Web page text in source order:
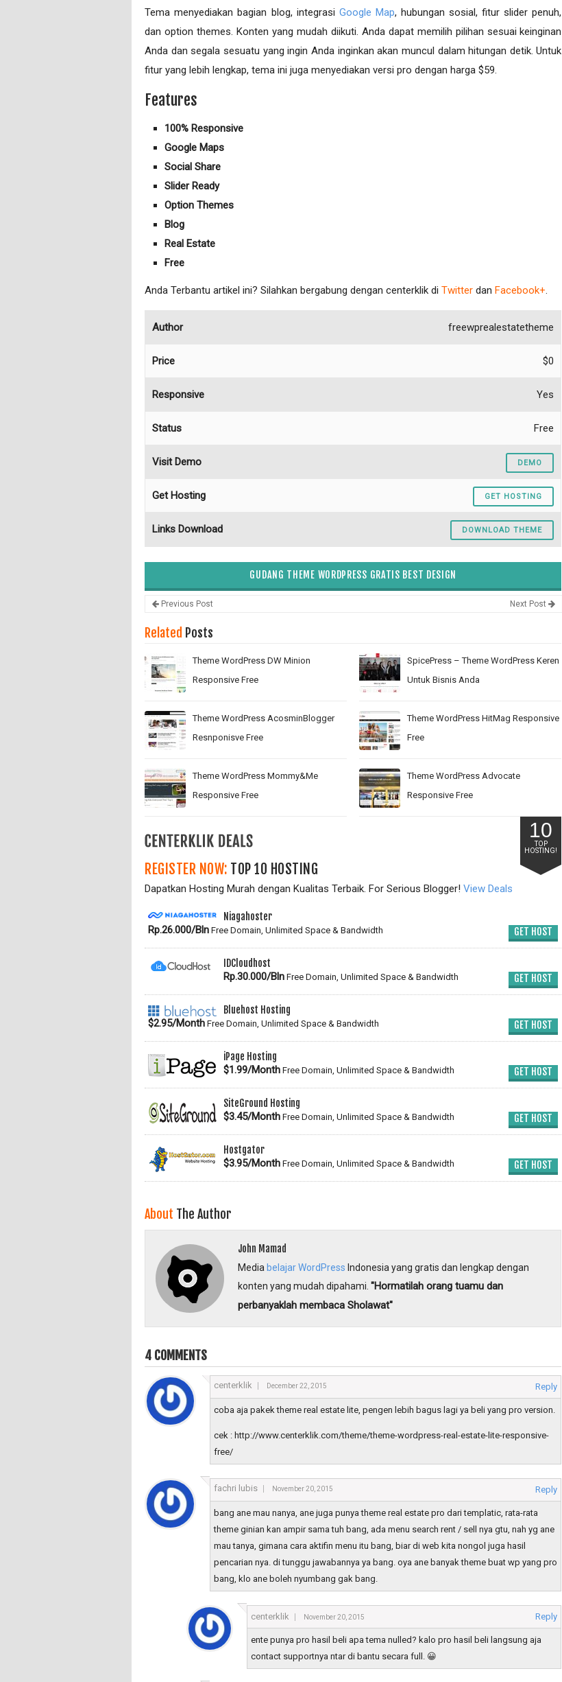
Tema menyediakan bagian blog, integrasi Google Map, hubungan sosial, fitur slider penuh,
dan option themes. Konten yang mudah diikuti. Anda dapat memilih pilihan sesuai keinginan
Anda dan segala sesuatu yang ingin Anda inginkan akan muncul dalam hitungan detik. Untuk
fitur yang lebih lengkap, tema ini juga menyediakan versi pro dengan harga $59.
Features
100% Responsive
Google Maps
Social Share
Slider Ready
Option Themes
Blog
Real Estate
Free
Anda Terbantu artikel ini? Silahkan bergabung dengan centerklik diTwitter danFacebook+
Author freewprealestatetheme
Price $0
Responsive Yes
Status Free
Visit Demo DEMO
Get Hosting GET HOSTING
Links Download DOWNLOAD THEME
GUDANG THEME WORDPRESS GRATIS BEST DESIGN
Previous Post Next Post
Related Posts
Theme WordPress DW Minion
Responsive Free
SpicePress – Theme WordPress Keren
Untuk Bisnis Anda
Theme WordPress AcosminBlogger
Resnponisve Free
Theme WordPress HitMag Responsive
Free
Theme WordPress Mommy&Me
Responsive Free
Theme WordPress Advocate
Responsive Free
10
TOP
HOSTING!
REGISTER NOW: TOP 10 HOSTING
Dapatkan Hosting Murah dengan Kualitas Terbaik. For Serious Blogger!View Deals
Niagahoster
Rp.26.000/Bln Free Domain, Unlimited Space & Bandwidth GET HOST
IDCloudhost
Rp.30.000/Bln Free Domain, Unlimited Space & Bandwidth GET HOST
Bluehost Hosting
$2.95/Month Free Domain, Unlimited Space & Bandwidth GET HOST
iPage Hosting
$1.99/Month Free Domain, Unlimited Space & Bandwidth GET HOST
SiteGround Hosting
$3.45/Month Free Domain, Unlimited Space & Bandwidth GET HOST
Hostgator
$3.95/Month Free Domain, Unlimited Space & Bandwidth GET HOST
About The Author
John Mamad
Media belajar WordPress Indonesia yang gratis dan lengkap dengan
konten yang mudah dipahami. "Hormatilah orang tuamu dan
perbanyaklah membaca Sholawat"
4 COMMENTS
centerklik December 22, 2015 Reply
coba aja pakek theme real estate lite, pengen lebih bagus lagi ya beli yang pro version.
cek : http://www.centerklik.com/theme/theme-wordpress-real-estate-lite-responsive-
free/
fachri lubis November 20, 2015 Reply
bang ane mau nanya, ane juga punya theme real estate pro dari templatic, rata-rata
theme ginian kan ampir sama tuh bang, ada menu search rent / sell nya gtu, nah yg ane
mau tanya, gimana cara aktifin menu itu bang, biar di web kita nongol juga hasil
pencarian nya. di tunggu jawabannya ya bang. oya ane banyak theme buat wp yang pro
bang, klo ane boleh nyumbang gak bang.
centerklik November 20, 2015 Reply
ente punya pro hasil beli apa tema nulled? kalo pro hasil beli langsung aja
contact supportnya ntar di bantu secara full. 😀